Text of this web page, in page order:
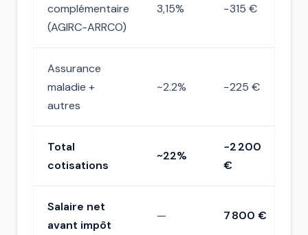
complémentaire
(AGIRC-ARRCO)
3,15% −315 €
Assurance
maladie +
autres
~2.2% −225 €
Total
cotisations
~22%
−2 200
€
Salaire net
avant impôt
— 7 800 €